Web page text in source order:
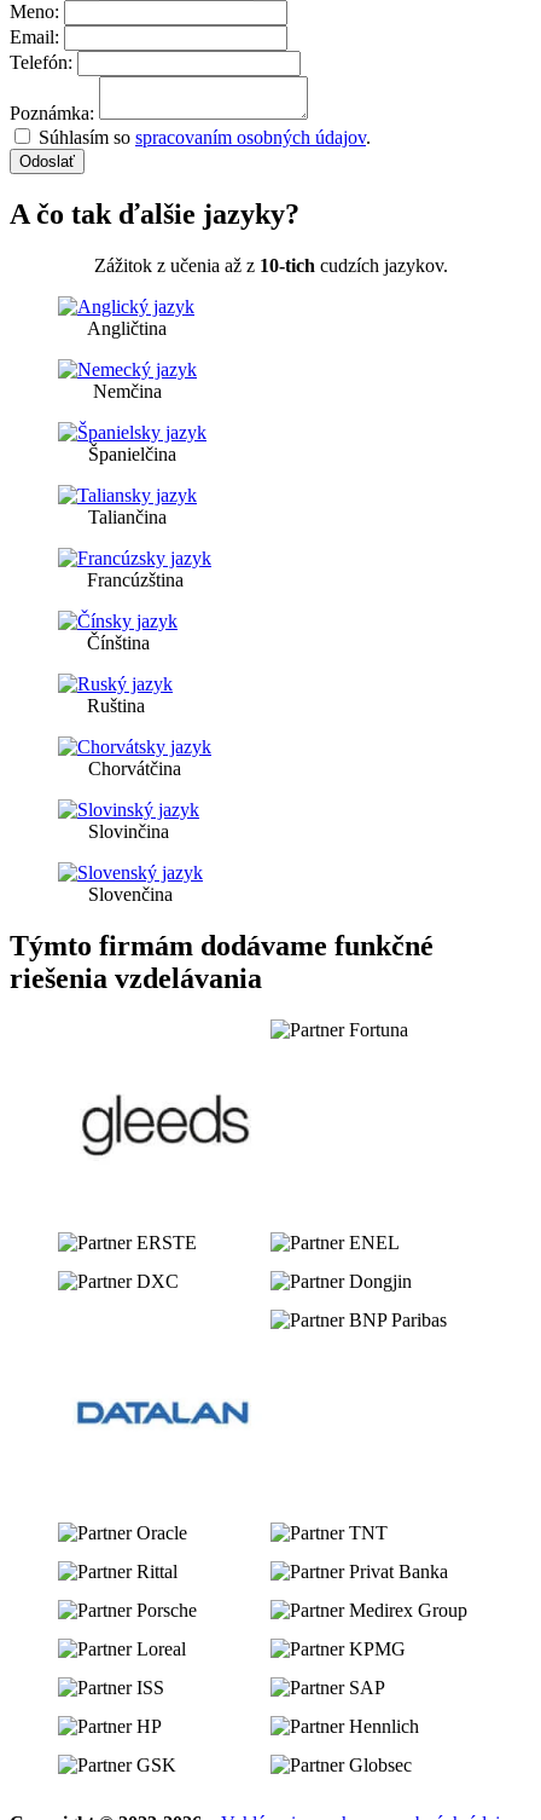
Meno:
Email:
Telefón:
Poznámka:
Súhlasím so spracovaním osobných údajov.
Odoslať
A čo tak ďalšie jazyky?
Zážitok z učenia až z 10-tich cudzích jazykov.
Angličtina
Nemčina
Španielčina
Taliančina
Francúzština
Čínština
Ruština
Chorvátčina
Slovinčina
Slovenčina
Týmto firmám dodávame funkčné
riešenia vzdelávania